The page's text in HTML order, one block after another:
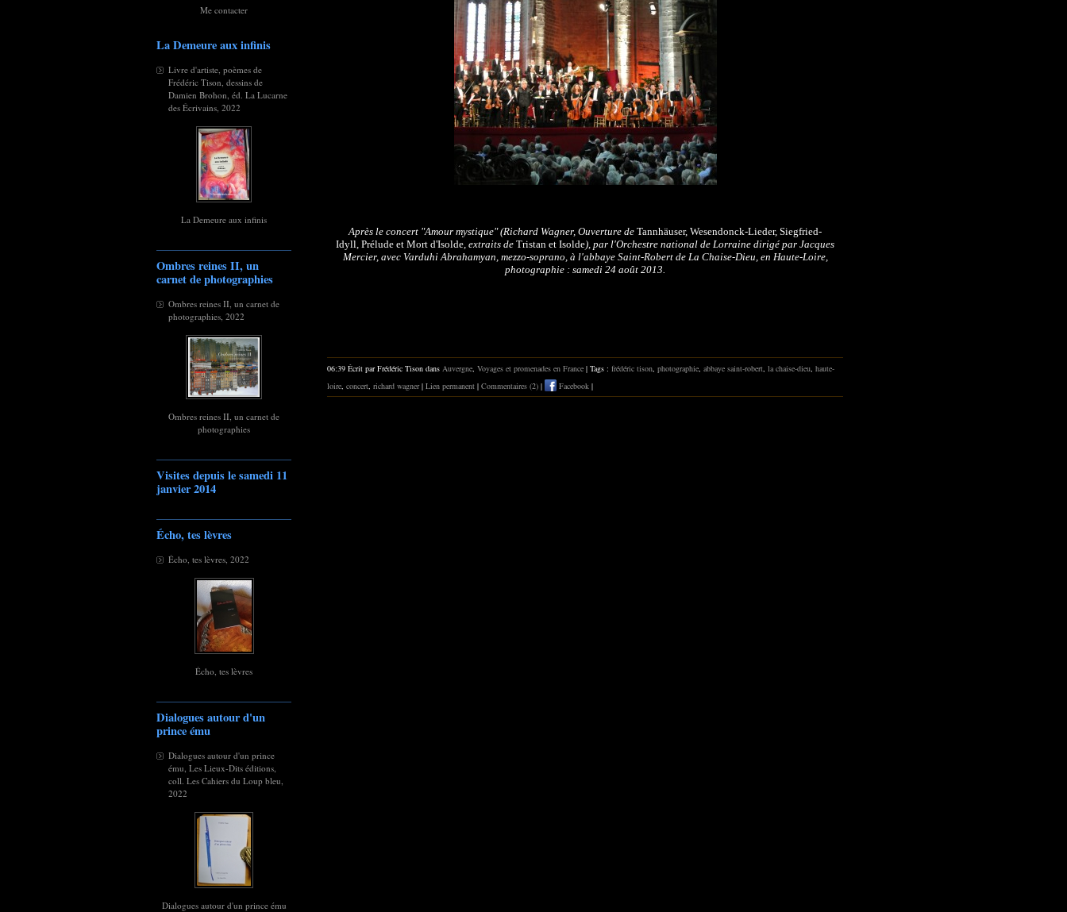
Me contacter
La Demeure aux infinis
Livre d'artiste, poèmes de
Frédéric Tison, dessins de
Damien Brohon, éd. La Lucarne
des Écrivains, 2022
La Demeure aux infinis
Ombres reines II, un
carnet de photographies
Ombres reines II, un carnet de
photographies, 2022
Ombres reines II, un carnet de
photographies
Visites depuis le samedi 11
janvier 2014
Écho, tes lèvres
Écho, tes lèvres, 2022
Écho, tes lèvres
Dialogues autour d'un
prince ému
Dialogues autour d'un prince
ému, Les Lieux-Dits éditions,
coll. Les Cahiers du Loup bleu,
2022
Dialogues autour d'un prince ému
Après le concert "Amour mystique" (Richard Wagner, Ouverture de Tannhäuser, Wesendonck-Lieder, Siegfried-
Idyll, Prélude et Mort d'Isolde , extraits de Tristan et Isolde), par l'Orchestre national de Lorraine dirigé par Jacques
Mercier, avec Varduhi Abrahamyan, mezzo-soprano, à l'abbaye Saint-Robert de La Chaise-Dieu, en Haute-Loire,
photographie : samedi 24 août 2013.
06:39 Écrit par Frédéric Tison dans Auvergne Voyages et promenades en France | Tags : frédéric tison photographie abbaye saint-robert la chaise-dieu haute-
loire concert richard wagner| Lien permanent | Commentaires (2) | Facebook |